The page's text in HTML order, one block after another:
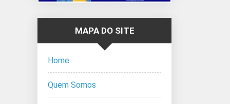
MAPA DO SITE
Home
Quem Somos